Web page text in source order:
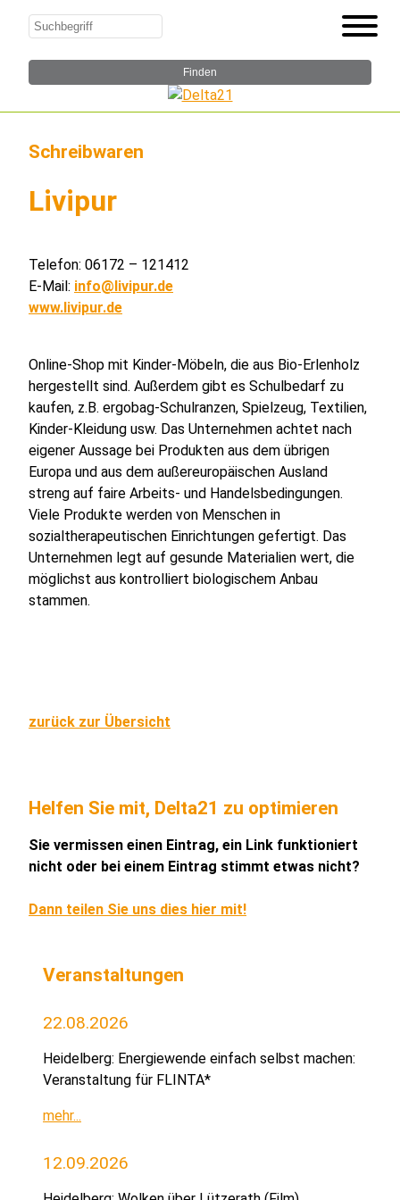
Schreibwaren
Livipur
Telefon: 06172 – 121412
E-Mail: info@livipur.de
www.livipur.de
Online-Shop mit Kinder-Möbeln, die aus Bio-Erlenholz
hergestellt sind. Außerdem gibt es Schulbedarf zu
kaufen, z.B. ergobag-Schulranzen, Spielzeug, Textilien,
Kinder-Kleidung usw. Das Unternehmen achtet nach
eigener Aussage bei Produkten aus dem übrigen
Europa und aus dem außereuropäischen Ausland
streng auf faire Arbeits- und Handelsbedingungen.
Viele Produkte werden von Menschen in
sozialtherapeutischen Einrichtungen gefertigt. Das
Unternehmen legt auf gesunde Materialien wert, die
möglichst aus kontrolliert biologischem Anbau
stammen.
zurück zur Übersicht
Helfen Sie mit, Delta21 zu optimieren
Sie vermissen einen Eintrag, ein Link funktioniert
nicht oder bei einem Eintrag stimmt etwas nicht?
Dann teilen Sie uns dies hier mit!
Veranstaltungen
22.08.2026
Heidelberg: Energiewende einfach selbst machen:
Veranstaltung für FLINTA*
mehr...
12.09.2026